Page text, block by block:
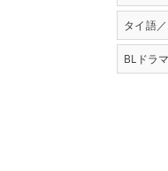
タイ語
BLドラマ